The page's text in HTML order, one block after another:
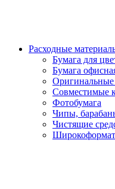
Расходные
Бумага для
Бумага
Совместимые
Фотобумага
Чипы,
Чистящие